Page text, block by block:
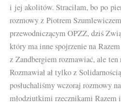
i jej akolitów. Straciłam, bo po
rozmowy z Piotrem
przewodniczącym OPZZ, dziś
który ma inne spojrzenie na
z Zandbergiem rozmawiać, ale ten
Rozmawiał ał tylko z
posłuchaliśmy wczoraj rozmowy
młodziutkimi rzecznikami Razem